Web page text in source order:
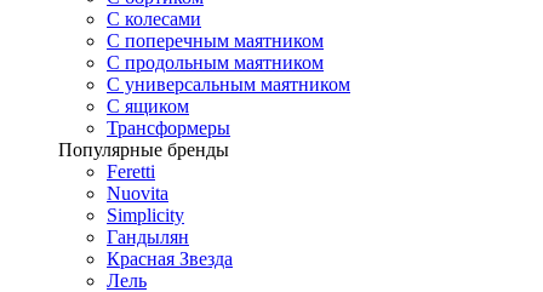
С колесами
С поперечным маятником
С продольным маятником
С универсальным маятником
С ящиком
Трансформеры
Популярные бренды
Feretti
Nuovita
Simplicity
Гандылян
Красная Звезда
Лель